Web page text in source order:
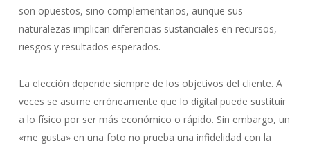
son opuestos, sino complementarios, aunque sus
naturalezas implican diferencias sustanciales en recursos,
riesgos y resultados esperados.
La elección depende siempre de los objetivos del cliente. A
veces se asume erróneamente que lo digital puede sustituir
a lo físico por ser más económico o rápido. Sin embargo, un
«me gusta» en una foto no prueba una infidelidad con la